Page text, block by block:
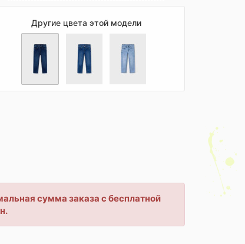
Другие цвета этой модели
сумма заказа с бесплатной